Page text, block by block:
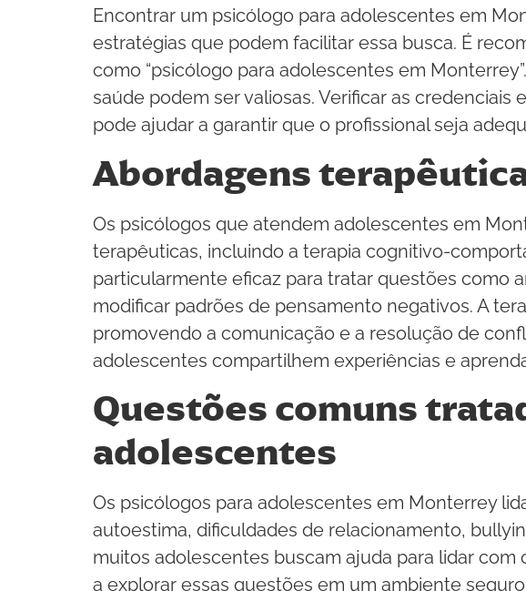
Encontrar um psicólogo para adolescentes em
estratégias que podem facilitar essa busca. É
como “psicólogo para adolescentes em
saúde podem ser valiosas. Verificar as
pode ajudar a garantir que o profissional seja
Abordagens
Os psicólogos que atendem adolescentes em
terapêuticas, incluindo a terapia cognitivo-
particularmente eficaz para tratar questões como
modificar padrões de pensamento negativos. A
promovendo a comunicação e a resolução de
adolescentes compartilhem experiências e
Questões comuns
adolescentes
Os psicólogos para adolescentes em Monterrey
autoestima, dificuldades de relacionamento,
muitos adolescentes buscam ajuda para lidar
a explorar essas questões em um ambiente